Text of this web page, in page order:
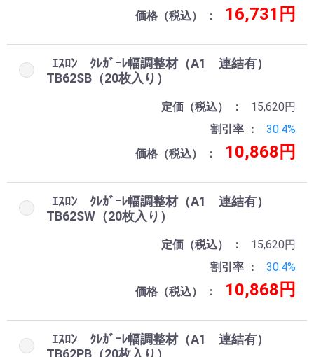
価格（税込） 16,731円
ｴｽﾛﾝ ｸﾚｶﾞｰﾚ幅調整材（A1 連結有）
TB62SB（20枚入り）
定価（税込）
15,620円
割引率
30.4%
価格（税込）
10,868円
ｴｽﾛﾝ ｸﾚｶﾞｰﾚ幅調整材（A1 連結有）
TB62SW（20枚入り）
定価（税込）
15,620円
割引率
30.4%
価格（税込）
10,868円
ｴｽﾛﾝ ｸﾚｶﾞｰﾚ幅調整材（A1 連結有）
TB62PB（20枚入り）